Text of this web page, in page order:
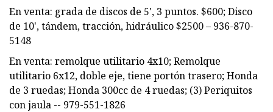
En venta: grada de discos de 5', 3 puntos. $600; Disco
de 10', tándem, tracción, hidráulico $2500 – 936-870-
5148
En venta: remolque utilitario 4x10; Remolque
utilitario 6x12, doble eje, tiene portón trasero; Honda
de 3 ruedas; Honda 300cc de 4 ruedas; (3) Periquitos
con jaula -- 979-551-1826